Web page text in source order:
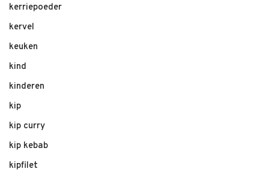
kerriepoeder
kervel
keuken
kind
kinderen
kip
kip curry
kip kebab
kipfilet